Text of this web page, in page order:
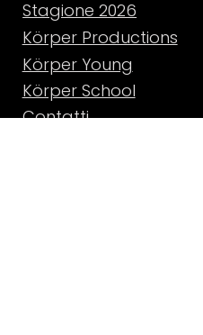
Stagione 2026
Körper Productions
Körper Young
Körper School
Contatti